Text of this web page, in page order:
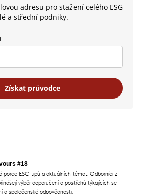
adresu pro stažení celého ESG
a střední podniky.
Získat průvodce
#18
porce ESG tipů a aktuálních témat. Odborníci z
výběr doporučení a postřehů týkajících se
a společenské odpovědnosti.